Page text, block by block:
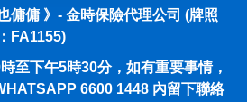
也傭傭 》- 金時保險代理公司 (牌照
FA1155)
時至下午5時30分，如有重要事情，
6600 1448 內留下聯絡